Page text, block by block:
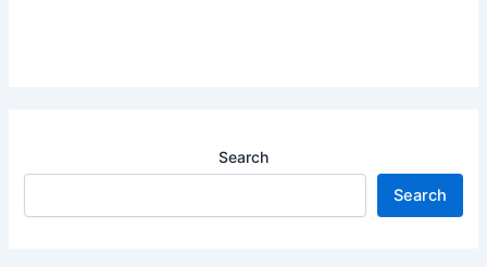
Search
Search